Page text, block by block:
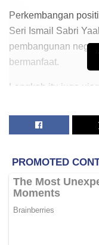
Perkembangan
Seri Ismail Sabri
pembangunan
bermanfaat.
Langkah itu juga
Negeri (LHDN) bagi
negara.
“Saya percaya dan
berjaya
mungkin melebihi
tahun ini pula,”